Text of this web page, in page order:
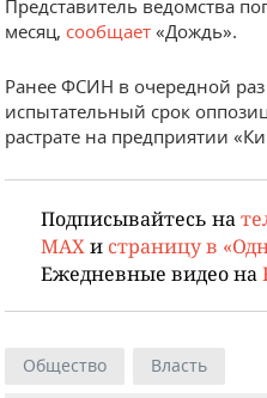
Представитель ведомства
месяц, сообщает «Дождь».
Ранее ФСИН в очередной раз
испытательный срок
растрате на предприятии
Подписывайтесь на
MAX и страницу в
Ежедневные видео на
Общество Власть